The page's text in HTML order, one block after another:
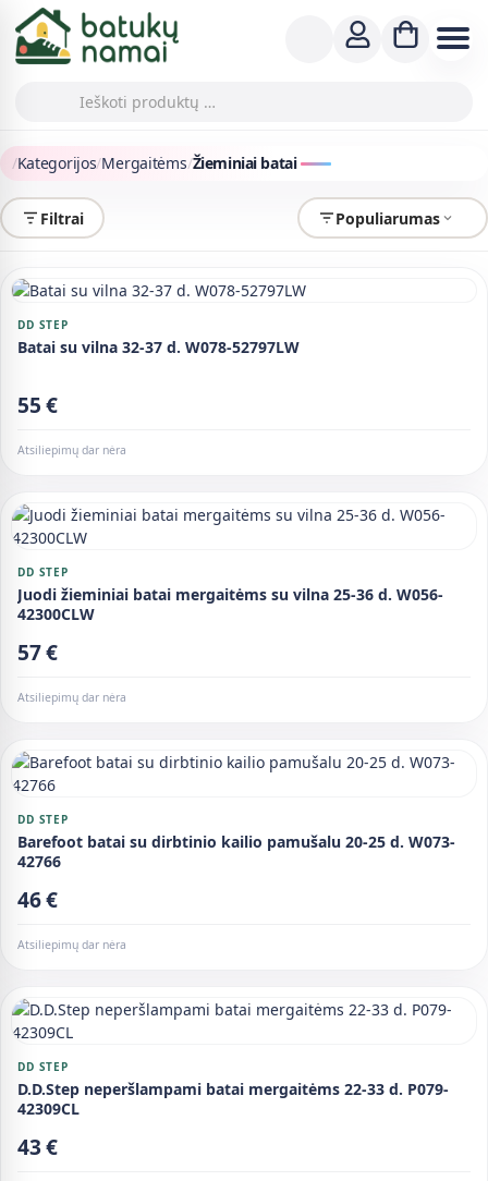
/Kategorijos/Mergaitėms/Žieminiai batai
Filtrai Populiarumas
DD STEP
Batai su vilna 32-37 d. W078-52797LW
55 €
Atsiliepimų dar nėra
DD STEP
Juodi žieminiai batai mergaitėms su vilna 25-36 d. W056-
42300CLW
57 €
Atsiliepimų dar nėra
DD STEP
Barefoot batai su dirbtinio kailio pamušalu 20-25 d. W073-
42766
46 €
Atsiliepimų dar nėra
DD STEP
D.D.Step neperšlampami batai mergaitėms 22-33 d. P079-
42309CL
43 €